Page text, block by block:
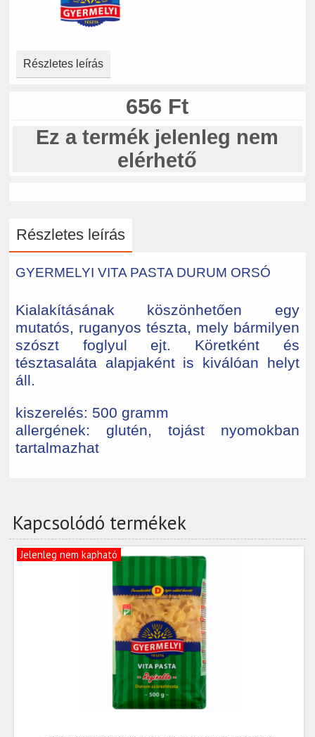
Részletes leírás
656 Ft
Ez a termék jelenleg nem
elérhető
Részletes leírás
GYERMELYI VITA PASTA DURUM ORSÓ
Kialakításának köszönhetően egy
mutatós, ruganyos tészta, mely bármilyen
szószt foglyul ejt. Köretként és
tésztasaláta alapjaként is kiválóan helyt
áll.
kiszerelés: 500 gramm
allergének: glutén, tojást nyomokban
tartalmazhat
Kapcsolódó termékek
Jelenleg nem kapható